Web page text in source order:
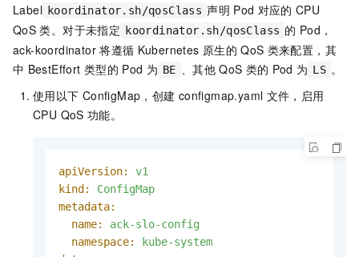
Label koordinator.sh/qosClass 声明 Pod 对应的 CPU
QoS 类。对于未指定 koordinator.sh/qosClass 的 Pod，
ack-koordinator 将遵循 Kubernetes 原生的 QoS 类来配置，其
中 BestEffort 类型的 Pod 为 BE 、其他 QoS 类的 Pod 为 LS 。
使用以下 ConfigMap，创建 configmap.yaml 文件，启用
CPU QoS 功能。
apiVersion:
v1
kind:
ConfigMap
metadata:
name:
ack-slo-config
namespace:
kube-system